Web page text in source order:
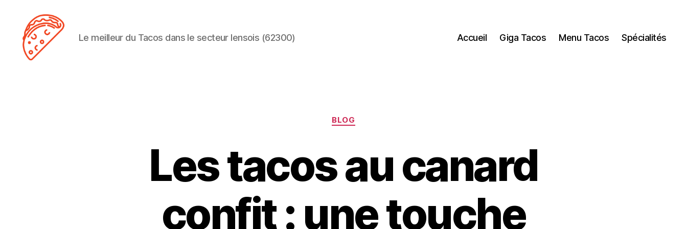
Le meilleur du Tacos dans le secteur lensois (62300) Accueil Giga Tacos Menu Tacos Spécialités
Catégories
BLOG
Les tacos au canard
confit : une touche